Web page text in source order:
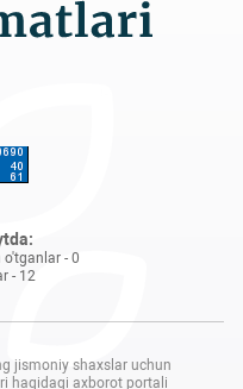
- 0
- 12
jismoniy shaxslar uchun
haqidagi axborot portali